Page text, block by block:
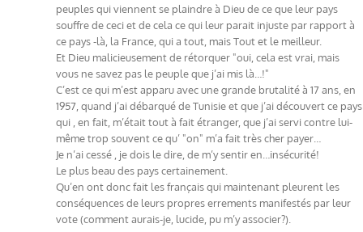
peuples qui viennent se plaindre à Dieu de ce que leur pays
souffre de ceci et de cela ce qui leur parait injuste par rapport à
ce pays -là, la France, qui a tout, mais Tout et le meilleur.
Et Dieu malicieusement de rétorquer "oui, cela est vrai, mais
vous ne savez pas le peuple que j’ai mis là…!"
C’est ce qui m’est apparu avec une grande brutalité à 17 ans, en
1957, quand j’ai débarqué de Tunisie et que j’ai découvert ce pays
qui , en fait, m’était tout à fait étranger, que j’ai servi contre lui-
même trop souvent ce qu’ "on" m’a fait très cher payer…
Je n’ai cessé , je dois le dire, de m’y sentir en…insécurité!
Le plus beau des pays certainement.
Qu’en ont donc fait les français qui maintenant pleurent les
conséquences de leurs propres errements manifestés par leur
vote (comment aurais-je, lucide, pu m’y associer?).